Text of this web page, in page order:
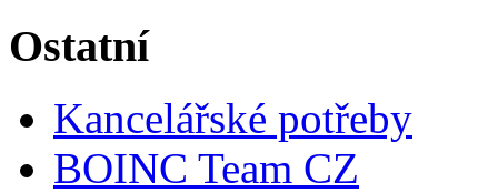
Ostatní
Kancelářské potřeby
BOINC Team CZ